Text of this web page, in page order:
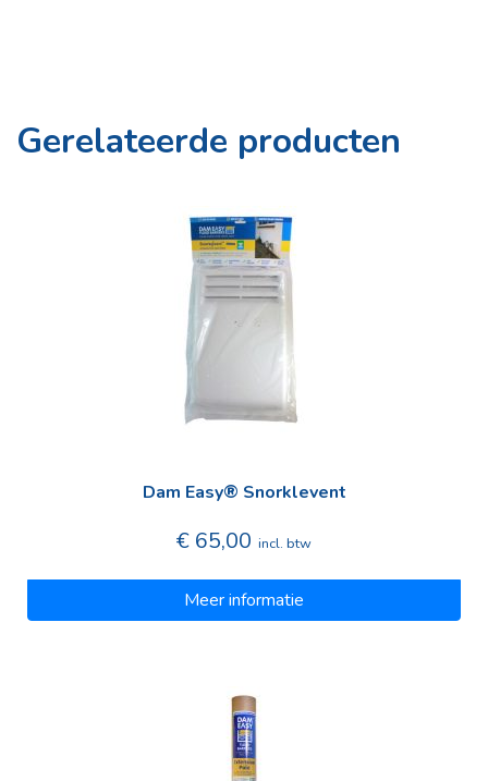
Gerelateerde producten
Dam Easy® Snorklevent
€ 65,00 incl. btw
Meer informatie